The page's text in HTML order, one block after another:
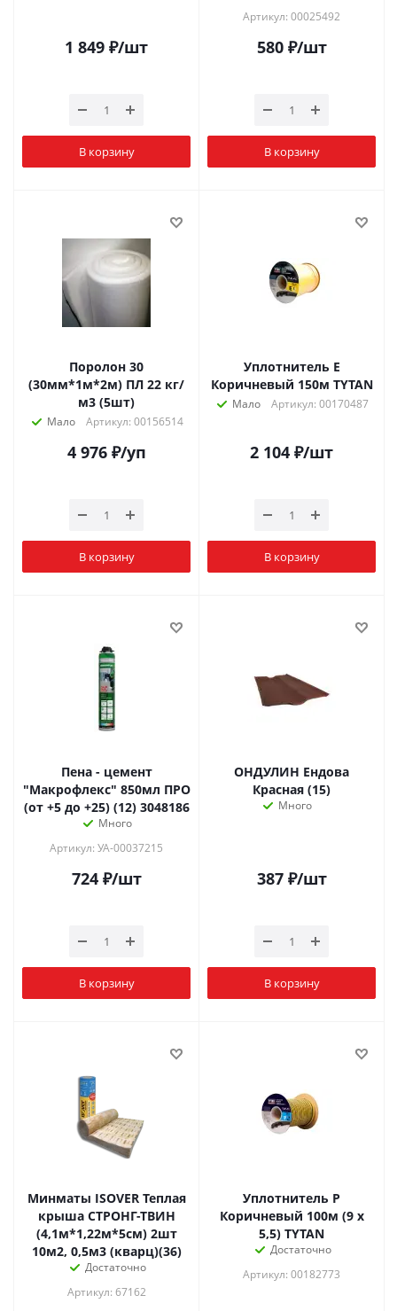
1 849 ₽/шт
В корзину
Артикул: 00025492
580₽/шт
В корзину
Поролон 30
(30мм*1м*2м) ПЛ 22 кг/
м3 (5шт)
Мало Артикул: 00156514
4 976₽/уп
В корзину
Уплотнитель Е
Коричневый 150м TYTAN
Мало Артикул: 00170487
2 104 ₽/шт
В корзину
Пена - цемент
"Макрофлекс" 850мл ПРО
(от +5 до +25) (12) 3048186
Много
Артикул: УА-00037215
724₽/шт
В корзину
ОНДУЛИН Ендова
Красная (15)
Много
387₽/шт
В корзину
Минматы ISOVER Теплая
крыша СТРОНГ-ТВИН
(4,1м*1,22м*5см) 2шт
10м2, 0,5м3 (кварц)(36)
Достаточно
Артикул: 67162
Уплотнитель P
Коричневый 100м (9 x
5,5) TYTAN
Достаточно
Артикул: 00182773